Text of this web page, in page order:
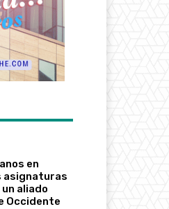
en
asignaturas
aliado
Occidente